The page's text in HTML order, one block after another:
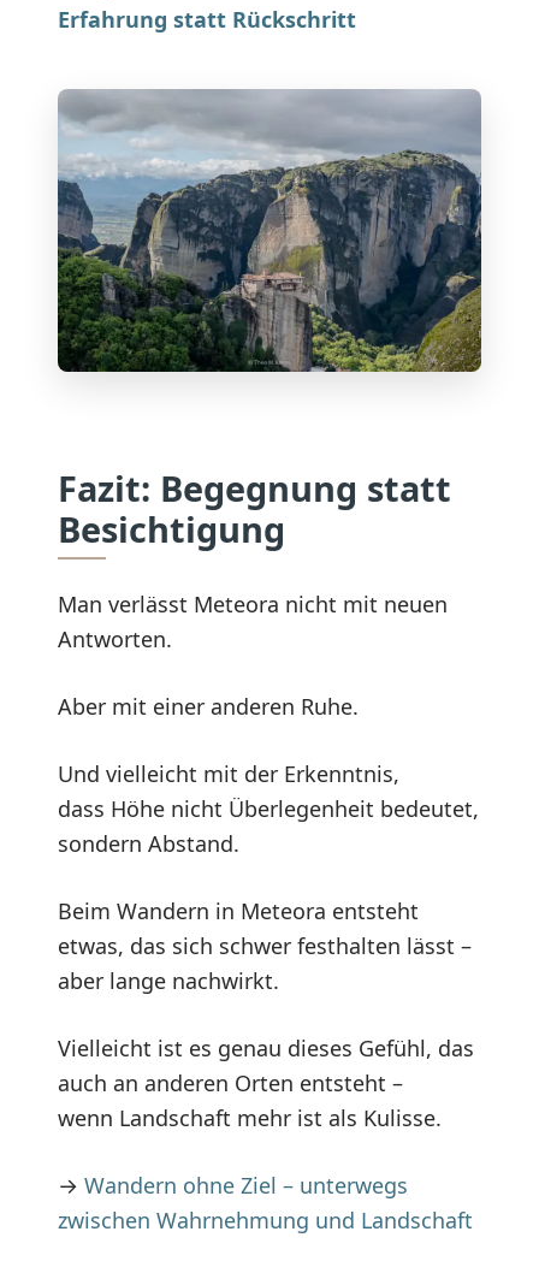
Erfahrung statt Rückschritt
Fazit: Begegnung statt
Besichtigung
Man verlässt Meteora nicht mit neuen
Antworten.
Aber mit einer anderen Ruhe.
Und vielleicht mit der Erkenntnis,
dass Höhe nicht Überlegenheit bedeutet,
sondern Abstand.
Beim Wandern in Meteora entsteht
etwas, das sich schwer festhalten lässt –
aber lange nachwirkt.
Vielleicht ist es genau dieses Gefühl, das
auch an anderen Orten entsteht –
wenn Landschaft mehr ist als Kulisse.
→ Wandern ohne Ziel – unterwegs
zwischen Wahrnehmung und Landschaft